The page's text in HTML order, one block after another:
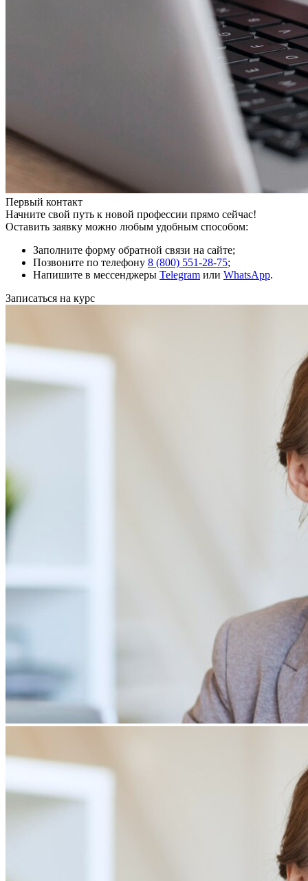
Первый контакт
Начните свой путь к новой профессии прямо сейчас!
Оставить заявку можно любым удобным способом:
Заполните форму обратной связи на сайте;
Позвоните по телефону 8 (800) 551-28-75;
Напишите в мессенджеры Telegram или WhatsApp.
Записаться на курс